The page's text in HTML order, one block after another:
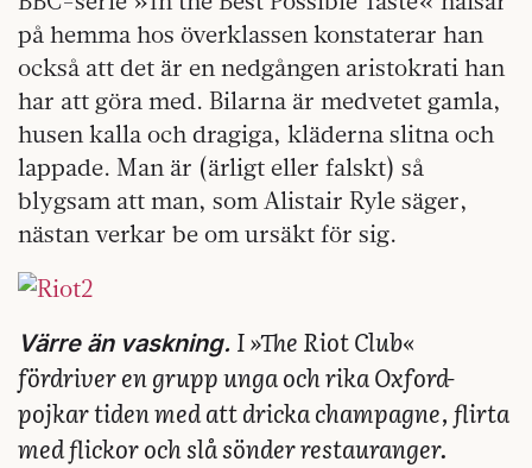
på hemma hos överklassen konstaterar han
också att det är en nedgången aristokrati han
har att göra med. Bilarna är medvetet gamla,
husen kalla och dragiga, kläderna slitna och
lappade. Man är (ärligt eller falskt) så
blygsam att man, som Alistair Ryle säger,
nästan verkar be om ursäkt för sig.
Värre än vaskning. I »The Riot Club«
fördriver en grupp unga och rika Oxford-
pojkar tiden med att dricka champagne, flirta
med flickor och slå sönder restauranger.